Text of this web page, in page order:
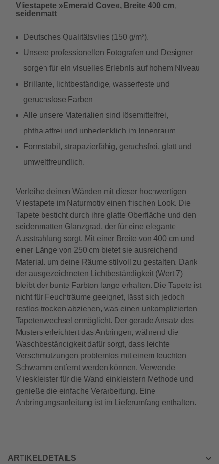
Vliestapete »Emerald Cove«, Breite 400 cm,
seidenmatt
Deutsches Qualitätsvlies (150 g/m²).
Unsere professionellen Fotografen und Designer
sorgen für ein visuelles Erlebnis auf hohem Niveau
Brillante, lichtbeständige, wasserfeste und
geruchslose Farben
Alle unsere Materialien sind lösemittelfrei,
phthalatfrei und unbedenklich im Innenraum
Formstabil, strapazierfähig, geruchsfrei, glatt und
umweltfreundlich.
Verleihe deinen Wänden mit dieser hochwertigen
Vliestapete im Naturmotiv einen frischen Look. Die
Tapete besticht durch ihre glatte Oberfläche und den
seidenmatten Glanzgrad, der für eine elegante
Ausstrahlung sorgt. Mit einer Breite von 400 cm und
einer Länge von 250 cm bietet sie ausreichend
Material, um deine Räume stilvoll zu gestalten. Dank
der ausgezeichneten Lichtbeständigkeit (Wert 7)
bleibt der bunte Farbton lange erhalten. Die Tapete ist
nicht für Feuchträume geeignet, lässt sich jedoch
restlos trocken abziehen, was einen unkomplizierten
Tapetenwechsel ermöglicht. Der gerade Ansatz des
Musters erleichtert das Anbringen, während die
Waschbeständigkeit dafür sorgt, dass leichte
Verschmutzungen problemlos mit einem feuchten
Schwamm entfernt werden können. Verwende
Vlieskleister für die Wand einkleistern Methode und
genieße die einfache Verarbeitung. Eine
Anbringungsanleitung ist im Lieferumfang enthalten.
ARTIKELDETAILS